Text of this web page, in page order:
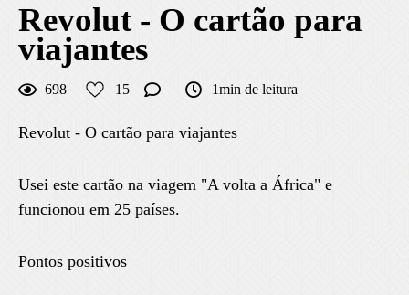
Revolut - O cartão para
viajantes
698 15 1min de leitura
Revolut - O cartão para viajantes
Usei este cartão na viagem "A volta a África" e
funcionou em 25 países.
Pontos positivos